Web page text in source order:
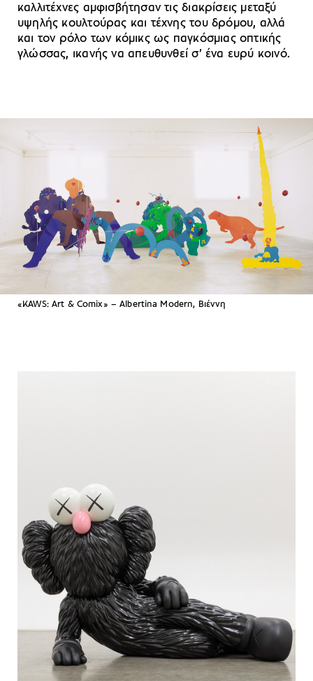
καλλιτέχνες αμφισβήτησαν τις διακρίσεις μεταξύ
υψηλής κουλτούρας και τέχνης του δρόμου, αλλά
και τον ρόλο των κόμικς ως παγκόσμιας οπτικής
γλώσσας, ικανής να απευθυνθεί σ’ ένα ευρύ κοινό.
«KAWS: Art & Comix» – Albertina Modern, Βιέννη